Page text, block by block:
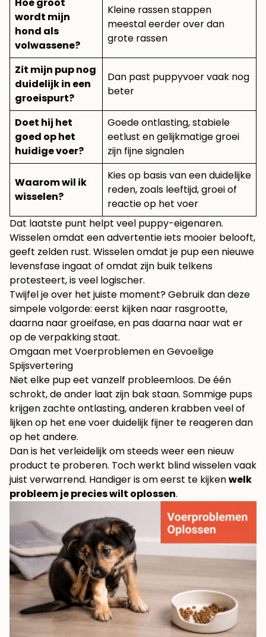
wordt mijn
hond als
volwassene?
Kleine rassen stappen
meestal eerder over dan
grote rassen
Zit mijn pup nog
duidelijk in een
groeispurt?
Dan past puppyvoer vaak nog
beter
Doet hij het
goed op het
huidige voer?
Goede ontlasting, stabiele
eetlust en gelijkmatige groei
zijn fijne signalen
Waarom wil ik
wisselen?
Kies op basis van een duidelijke
reden, zoals leeftijd, groei of
reactie op het voer
Dat laatste punt helpt veel puppy-eigenaren.
Wisselen omdat een advertentie iets mooier belooft,
geeft zelden rust. Wisselen omdat je pup een nieuwe
levensfase ingaat of omdat zijn buik telkens
protesteert, is veel logischer.
Twijfel je over het juiste moment? Gebruik dan deze
simpele volgorde: eerst kijken naar rasgrootte,
daarna naar groeifase, en pas daarna naar wat er
op de verpakking staat.
Omgaan met Voerproblemen en Gevoelige
Spijsvertering
Niet elke pup eet vanzelf probleemloos. De één
schrokt, de ander laat zijn bak staan. Sommige pups
krijgen zachte ontlasting, anderen krabben veel of
lijken op het ene voer duidelijk fijner te reageren dan
op het andere.
Dan is het verleidelijk om steeds weer een nieuw
product te proberen. Toch werkt blind wisselen vaak
juist verwarrend. Handiger is om eerst te kijkenwelk
probleem je precies wilt oplossen.